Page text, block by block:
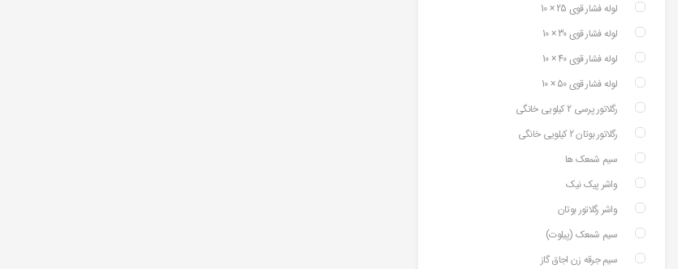
لوله فشار قوی 25 × 10
لوله فشار قوی 30 × 10
لوله فشار قوی 40 × 10
لوله فشار قوی 50 × 10
رگلاتور پرسی 2 کیلویی خانگی
رگلاتور بوتان 2 کیلویی خانگی
سیم شمعک ها
واشر پیک نیک
واشر رگلاتور بوتان
سیم شمعک (پیلوت)
سیم جرقه زن اجاق گاز